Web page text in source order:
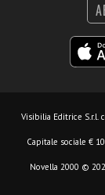
Visibilia Editrice S.r.l.
Capitale sociale €
Novella 2000 ©